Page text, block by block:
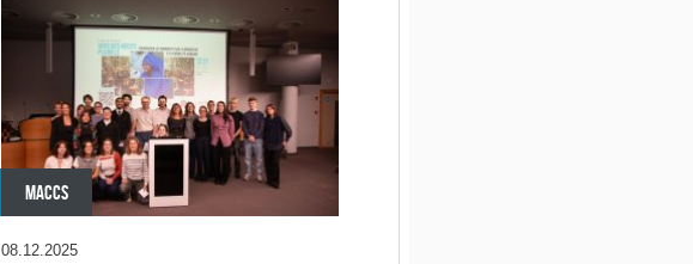
MACCS
08.12.2025